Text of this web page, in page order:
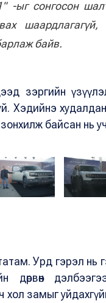
-ыг сонгосон
шаардлагагүй,
байв.
зэргийн
Хэдийнэ
байсан нь
Урд гэрэл нь
дөрвөн
замыг